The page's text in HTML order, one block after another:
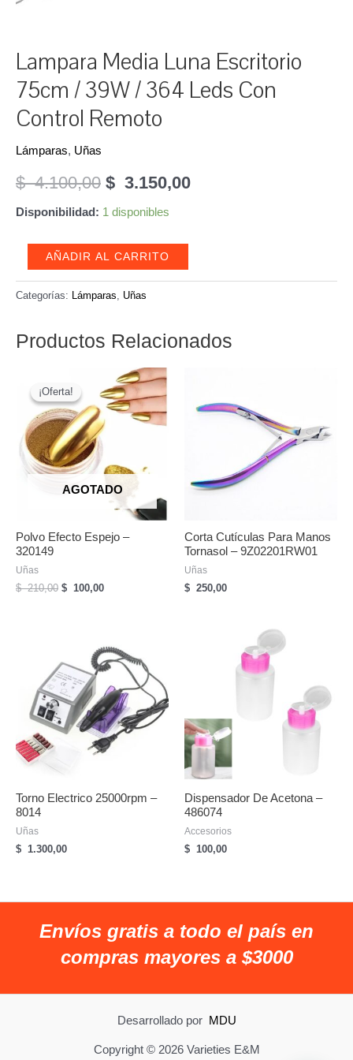
Lampara Media Luna Escritorio
75cm / 39W / 364 Leds Con
Control Remoto
Lámparas, Uñas
$4.100,00 El
precio
original
era:
4.100,00.
$ 3.150,00El
es:
3.150,00.
Disponibilidad: 1 disponibles
Lampara
Luna
75cm
364
Leds
Con
cantidad
AÑADIR AL CARRITO
Categorías: Lámparas, Uñas
Productos Relacionados
¡Oferta!
AGOTADO
¡Oferta!
Polvo Efecto Espejo –
320149
Uñas
$210,00 El
210,00.
$ 100,00El
100,00.
Corta Cutículas Para Manos
Tornasol – 9Z02201RW01
Uñas
$ 250,00
Torno Electrico 25000rpm –
8014
Uñas
$ 1.300,00
Dispensador De Acetona –
486074
Accesorios
$ 100,00
Envíos gratis a todo el país en
compras mayores a $3000
Desarrollado por MDU
Copyright © 2026 Varieties E&M